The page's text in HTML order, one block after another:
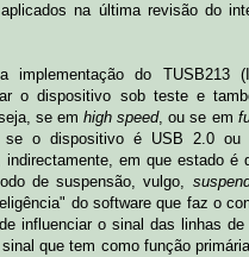
na última revisão do
do TUSB213
o dispositivo sob teste e
se emhigh speed, ou se em
se o dispositivo é USB 2.0
em que estado é
de suspensão, vulgo,
do software que faz o
influenciar o sinal das linhas
que tem como função